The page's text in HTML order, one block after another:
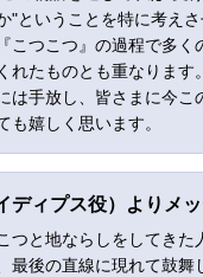
"ということを特に考え
こつこつ』の過程で多く
れたものとも重なります
は手放し、皆さまに今こ
も嬉しく思います。
ディプス役）よりメ
つと地ならしをしてきた
最後の直線に現れて鼓舞